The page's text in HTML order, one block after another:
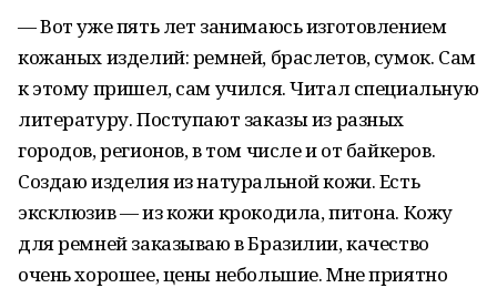
— Вот уже пять лет занимаюсь изготовлением
кожаных изделий: ремней, браслетов, сумок. Сам
к этому пришел, сам учился. Читал специальную
литературу. Поступают заказы из разных
городов, регионов, в том числе и от байкеров.
Создаю изделия из натуральной кожи. Есть
эксклюзив — из кожи крокодила, питона. Кожу
для ремней заказываю в Бразилии, качество
очень хорошее, цены небольшие. Мне приятно